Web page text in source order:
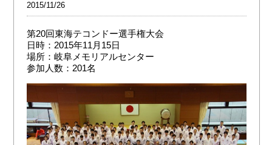
2015/11/26
第20回東海テコンドー選手権大会
日時：2015年11月15日
場所：岐阜メモリアルセンター
参加人数：201名